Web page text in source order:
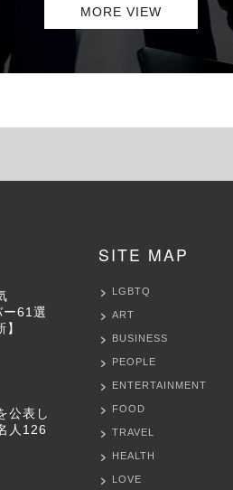
MORE VIEW
61選
公表し
人126
SITE MAP
LGBTQ
ART
BUSINESS
PEOPLE
ENTERTAINMENT
FOOD
TRAVEL
HEALTH
LOVE